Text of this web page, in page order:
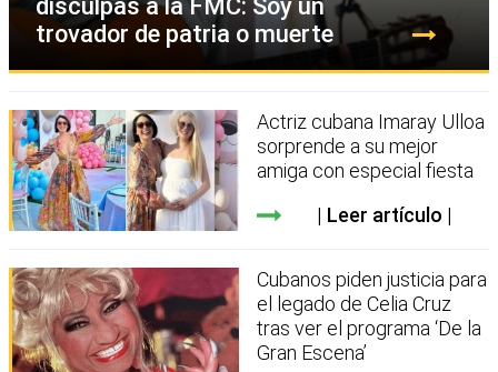
disculpas a la FMC: Soy un
trovador de patria o muerte
Actriz cubana Imaray Ulloa
sorprende a su mejor
amiga con especial fiesta
Leer artículo
Cubanos piden justicia para
el legado de Celia Cruz
tras ver el programa ‘De la
Gran Escena’